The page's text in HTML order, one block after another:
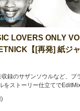
LOVERS ONLY
【[再発] 紙ジ
録のサザンソウルなど、ブ
をストーリー仕立てでEditMix
)